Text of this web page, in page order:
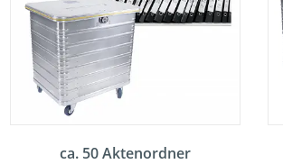
ca. 50 Aktenordner